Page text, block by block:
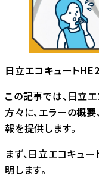
日立エコキュート
この記事では、日立
方々に、エラーの概
報を提供します。
まず、日立エコキュ
明します。